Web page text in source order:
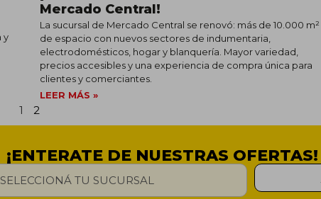
y
Mercado Central!
La sucursal de Mercado Central se renovó: más de 10.000 m²
de espacio con nuevos sectores de indumentaria,
electrodomésticos, hogar y blanquería. Mayor variedad,
precios accesibles y una experiencia de compra única para
clientes y comerciantes.
LEER MÁS »
1 2
¡ENTERATE DE NUESTRAS OFERTAS!